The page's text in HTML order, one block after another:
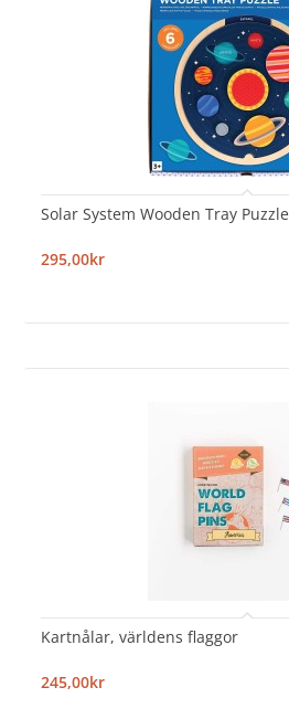
Solar System Wooden Tray Puzzle
295,00kr
Kartnålar, världens flaggor
245,00kr